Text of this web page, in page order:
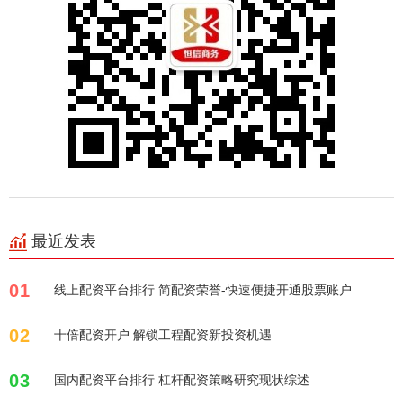
最近发表
01 线上配资平台排行 简配资荣誉-快速便捷开通股票账户
02 十倍配资开户 解锁工程配资新投资机遇
03 国内配资平台排行 杠杆配资策略研究现状综述